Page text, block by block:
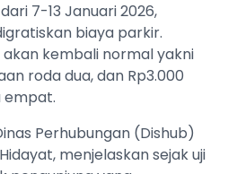
7-13 Januari 2026,
biaya parkir.
kembali normal yakni
roda dua, dan Rp3.000
empat.
Perhubungan (Dishub)
menjelaskan sejak uji